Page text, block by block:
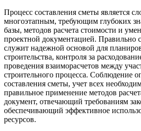
Процесс составления сметы является
многоэтапным, требующим глубоких
базы, методов расчета стоимости и
проектной документацией. Правильно
служит надежной основой для
строительства, контроля за
проведения взаиморасчетов между
строительного процесса. Соблюдение
составления сметы, учет всех
правильное применение методов
документ, отвечающий требованиям
обеспечивающий эффективное
ресурсов.